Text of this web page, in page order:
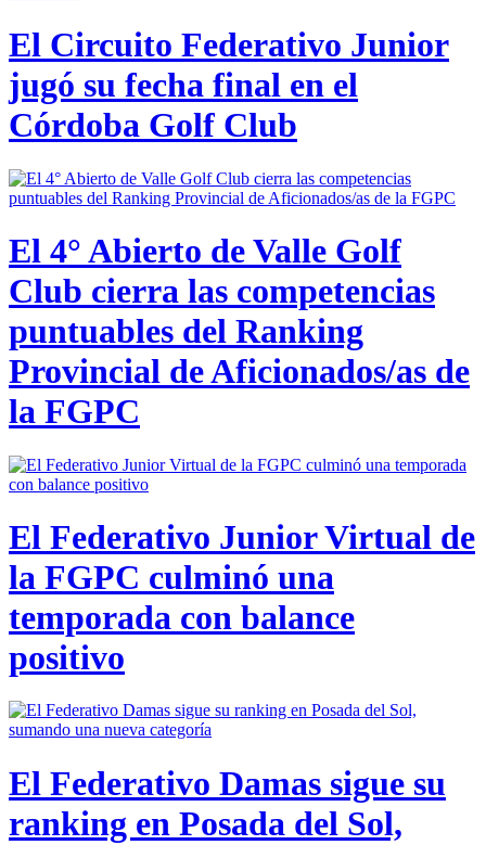
El Circuito Federativo Junior
jugó su fecha final en el
Córdoba Golf Club
El 4° Abierto de Valle Golf
Club cierra las competencias
puntuables del Ranking
Provincial de Aficionados/as de
la FGPC
El Federativo Junior Virtual de
la FGPC culminó una
temporada con balance
positivo
El Federativo Damas sigue su
ranking en Posada del Sol,